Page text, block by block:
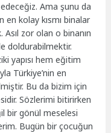
Ama şunu da
en kolay kısmı binalar
zor olan o binanın
doldurabilmektir.
yapısı hem eğitim
Türkiye’nin en
Bu da bizim için
Sözlerimi bitirirken
bir gönül meselesi
Bugün bir çocuğun